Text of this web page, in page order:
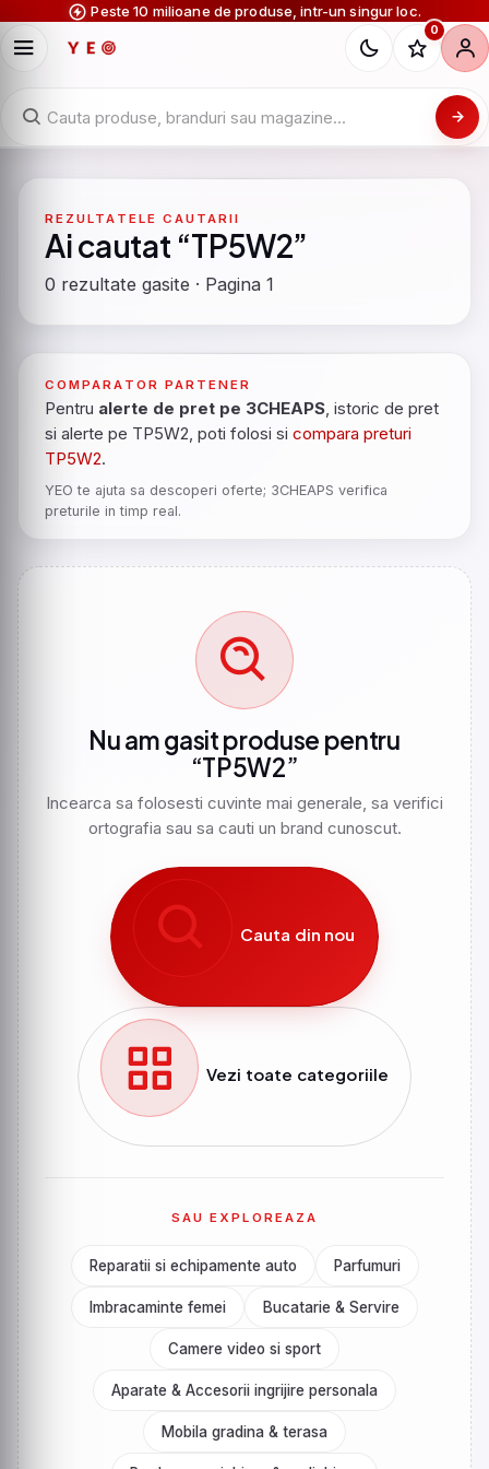
Peste 10 milioane de produse, intr-un singur loc.
0
REZULTATELE CAUTARII
Ai cautat “TP5W2”
0 rezultate gasite · Pagina 1
COMPARATOR PARTENER
Pentru alerte de pret pe 3CHEAPS, istoric de pret
si alerte pe TP5W2, poti folosi si compara preturi
TP5W2.
YEO te ajuta sa descoperi oferte; 3CHEAPS verifica
preturile in timp real.
Nu am gasit produse pentru
“TP5W2”
Incearca sa folosesti cuvinte mai generale, sa verifici
ortografia sau sa cauti un brand cunoscut.
Cauta din nou
Vezi toate categoriile
SAU EXPLOREAZA
Reparatii si echipamente auto Parfumuri
Imbracaminte femei Bucatarie & Servire
Camere video si sport
Aparate & Accesorii ingrijire personala
Mobila gradina & terasa